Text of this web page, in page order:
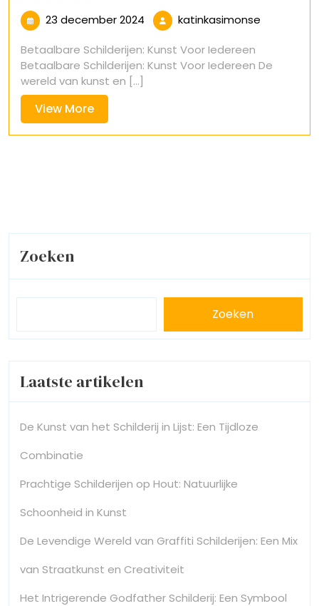
23 december 2024 23
december
2024
katinkasimonse
Betaalbare Schilderijen: Kunst Voor Iedereen
Betaalbare Schilderijen: Kunst Voor Iedereen De
wereld van kunst en [...]
View MoreView
More
Zoeken
Zoeken
Laatste artikelen
De Kunst van het Schilderij in Lijst: Een Tijdloze
Combinatie
Prachtige Schilderijen op Hout: Natuurlijke
Schoonheid in Kunst
De Levendige Wereld van Graffiti Schilderijen: Een Mix
van Straatkunst en Creativiteit
Het Intrigerende Godfather Schilderij: Een Symbool